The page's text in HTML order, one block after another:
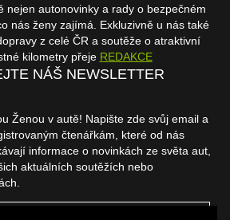
nejen autonovinky a rady o bezpečném
nás ženy zajímá. Exkluzivně u nás také
z celé ČR a soutěže o atraktivní
kilometry přeje REDAKCE
NÁŠ NEWSLETTER
Ženou v autě! Napište zde svůj email a
čtenářkám, které od nás
informace o novinkách ze světa aut,
aktuálních soutěžích nebo